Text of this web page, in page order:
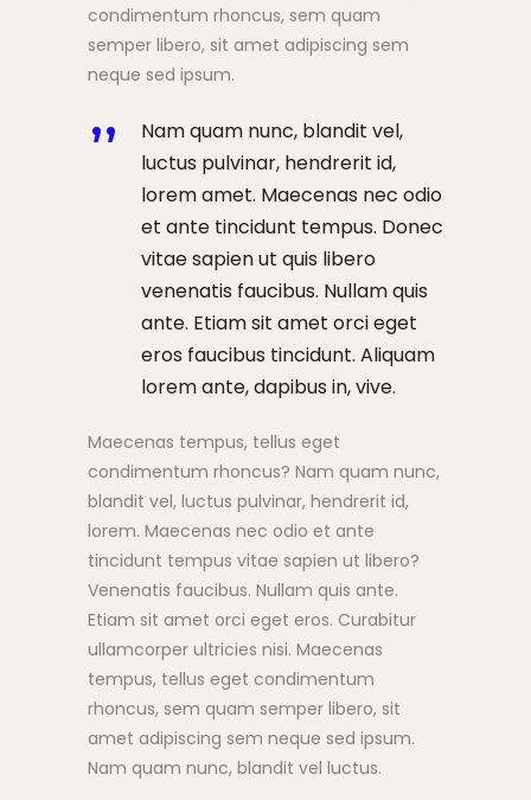
condimentum rhoncus, sem quam
semper libero, sit amet adipiscing sem
neque sed ipsum.
Nam quam nunc, blandit vel,
luctus pulvinar, hendrerit id,
lorem amet. Maecenas nec odio
et ante tincidunt tempus. Donec
vitae sapien ut quis libero
venenatis faucibus. Nullam quis
ante. Etiam sit amet orci eget
eros faucibus tincidunt. Aliquam
lorem ante, dapibus in, vive.
Maecenas tempus, tellus eget
condimentum rhoncus? Nam quam nunc,
blandit vel, luctus pulvinar, hendrerit id,
lorem. Maecenas nec odio et ante
tincidunt tempus vitae sapien ut libero?
Venenatis faucibus. Nullam quis ante.
Etiam sit amet orci eget eros. Curabitur
ullamcorper ultricies nisi. Maecenas
tempus, tellus eget condimentum
rhoncus, sem quam semper libero, sit
amet adipiscing sem neque sed ipsum.
Nam quam nunc, blandit vel luctus.